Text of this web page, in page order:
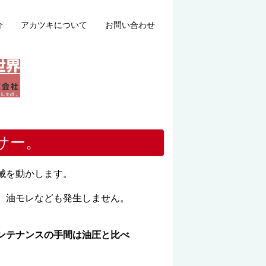
アカツキについて お問い合わせ
。
を動かします。
モレなども発生しません。
テナンスの手間は油圧と比べ